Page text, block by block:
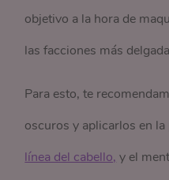
objetivo a la hora de
las facciones más
Para esto, te
oscuros y aplicarlos en
línea del cabello, y el